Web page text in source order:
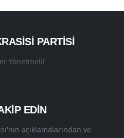
PARTISI
Yönetmeli!
EDİN
açıklamalarından ve